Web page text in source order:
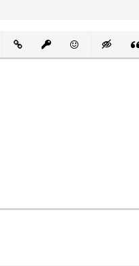
списоксписок
Вставить ссылку
ВставитьВставитьВставка